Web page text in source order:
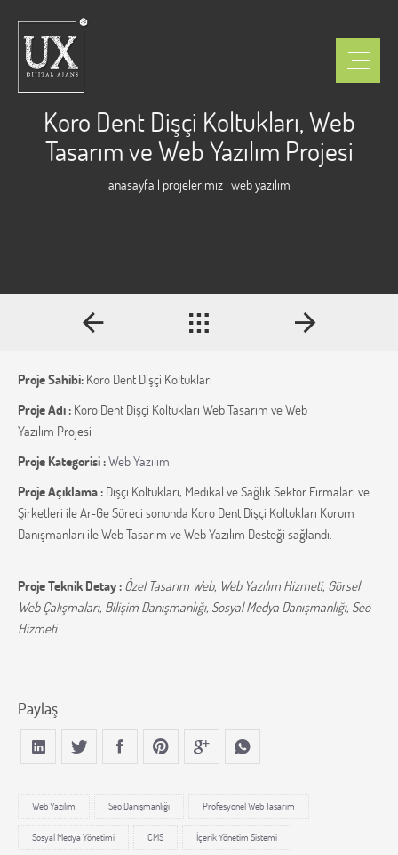
Koro Dent Dişçi Koltukları, Web
Tasarım ve Web Yazılım Projesi
anasayfa | projelerimiz| web yazılım
Proje Sahibi: Koro Dent Dişçi Koltukları
Proje Adı : Koro Dent Dişçi Koltukları Web Tasarım ve Web
Yazılım Projesi
Proje Kategorisi :Web Yazılım
Proje Açıklama : Dişçi Koltukları, Medikal ve Sağlık Sektör Firmaları ve
Şirketleri ile Ar-Ge Süreci sonunda Koro Dent Dişçi Koltukları Kurum
Danışmanları ile Web Tasarım ve Web Yazılım Desteği sağlandı.
Proje Teknik Detay : Özel Tasarım Web, Web Yazılım Hizmeti, Görsel
Web Çalışmaları, Bilişim Danışmanlığı, Sosyal Medya Danışmanlığı, Seo
Hizmeti
Paylaş
Web Yazılım Seo Danışmanlığı Profesyonel Web Tasarım
Sosyal Medya Yönetimi CMS İçerik Yönetim Sistemi